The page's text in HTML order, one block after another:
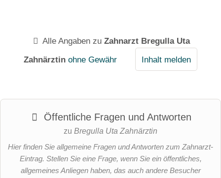
Alle Angaben zu Zahnarzt Bregulla Uta
Zahnärztin ohne Gewähr Inhalt melden
Öffentliche Fragen und Antworten
zu Bregulla Uta Zahnärztin
Hier finden Sie allgemeine Fragen und Antworten zum Zahnarzt-
Eintrag. Stellen Sie eine Frage, wenn Sie ein öffentliches,
allgemeines Anliegen haben, das auch andere Besucher